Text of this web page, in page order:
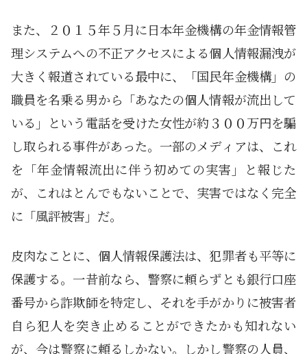
また、２０１５年５月に日本年金機構の年金情報管
理システムへの不正アクセスによる個人情報漏洩が
大きく報道されている最中に、「国民年金機構」の
職員を名乗る男から「あなたの個人情報が流出して
いる」という電話を受けた女性が約３００万円を騙
し取られる事件があった。一部のメディアは、これ
を「年金情報流出に伴う初めての実害」と報じた
が、これはとんでもないことで、実害ではなく完全
に「風評被害」だ。
皮肉なことに、個人情報保護法は、犯罪者も平等に
保護する。一昔前なら、警察に頼らずとも銀行口座
番号から詐欺師を特定し、それを手がかりに被害者
自ら犯人を突き止めることができたかも知れない
が、今は警察に頼るしかない。しかし警察の人員、